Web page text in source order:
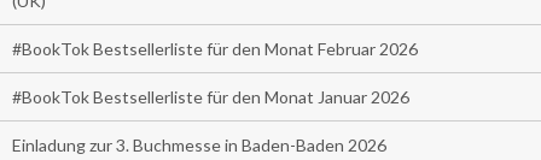
#BookTok Bestsellerliste für den Monat Februar 2026
#BookTok Bestsellerliste für den Monat Januar 2026
Einladung zur 3. Buchmesse in Baden-Baden 2026